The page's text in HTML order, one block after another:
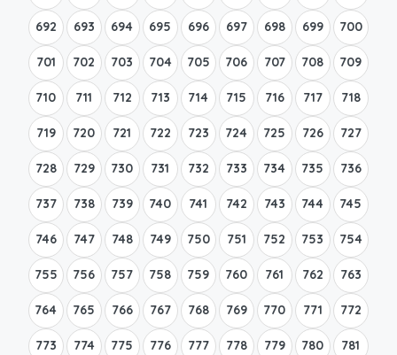
692 693 694 695 696 697 698 699 700
701 702 703 704 705 706 707 708 709
710 711 712 713 714 715 716 717 718
719 720 721 722 723 724 725 726 727
728 729 730 731 732 733 734 735 736
737 738 739 740 741 742 743 744 745
746 747 748 749 750 751 752 753 754
755 756 757 758 759 760 761 762 763
764 765 766 767 768 769 770 771 772
773 774 775 776 777 778 779 780 781